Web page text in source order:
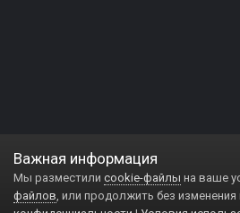
Важная информация
Мы разместили cookie-файлы на ваше
файлов, или продолжить без